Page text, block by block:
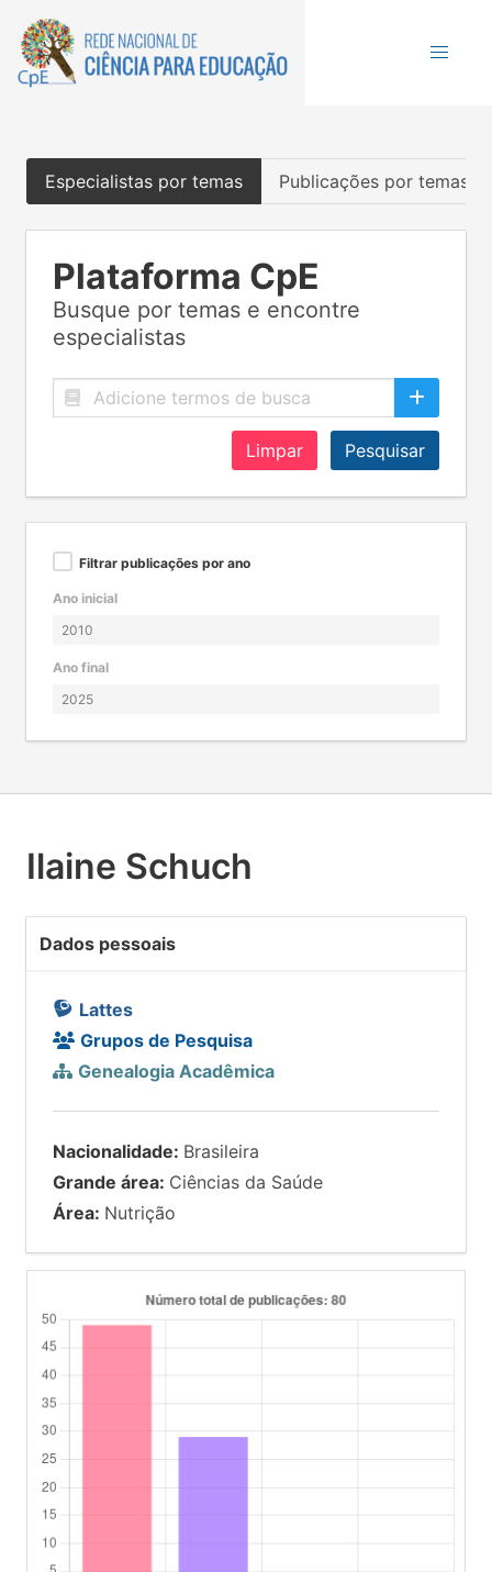
Especialistas por temas Publicações por temas
Plataforma CpE
Busque por temas e encontre
especialistas
Limpar Pesquisar
Filtrar publicações por ano
Ano inicial
Ano final
Ilaine Schuch
Dados pessoais
Lattes
Grupos de Pesquisa
Genealogia Acadêmica
Nacionalidade: Brasileira
Grande área: Ciências da Saúde
Área: Nutrição